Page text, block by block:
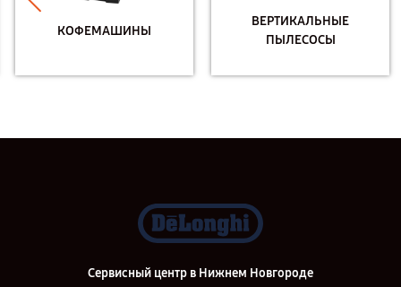
КОФЕМАШИНЫ
ВЕРТИКАЛЬНЫЕ
ПЫЛЕСОСЫ
Сервисный центр в Нижнем Новгороде